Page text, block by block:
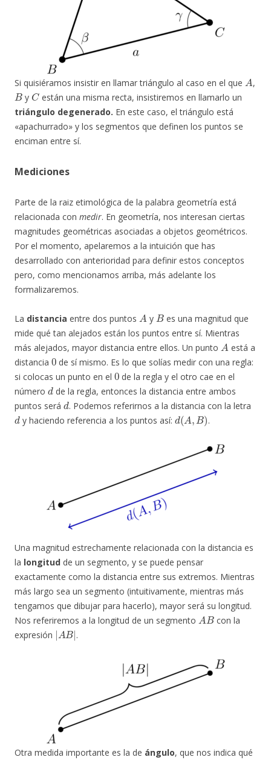
Si quisiéramos insistir en llamar triángulo al caso en el que
A
,
B
y
C
están una misma recta, insistiremos en llamarlo un
triángulo degenerado. En este caso, el triángulo está
«apachurrado» y los segmentos que definen los puntos se
enciman entre sí.
Mediciones
Parte de la raiz etimológica de la palabra geometría está
relacionada con medir. En geometría, nos interesan ciertas
magnitudes geométricas asociadas a objetos geométricos.
Por el momento, apelaremos a la intuición que has
desarrollado con anterioridad para definir estos conceptos
pero, como mencionamos arriba, más adelante los
formalizaremos.
La distancia entre dos puntos
A
y
B
es una magnitud que
mide qué tan alejados están los puntos entre sí. Mientras
más alejados, mayor distancia entre ellos. Un punto
A
está a
distancia
0
de sí mismo. Es lo que solías medir con una regla:
si colocas un punto en el
0
de la regla y el otro cae en el
número
d
de la regla, entonces la distancia entre ambos
puntos será
d
. Podemos referirnos a la distancia con la letra
d
y haciendo referencia a los puntos así:
d(A,B)
.
Una magnitud estrechamente relacionada con la distancia es
la longitud de un segmento, y se puede pensar
exactamente como la distancia entre sus extremos. Mientras
más largo sea un segmento (intuitivamente, mientras más
tengamos que dibujar para hacerlo), mayor será su longitud.
Nos referiremos a la longitud de un segmento
A B
con la
expresión
|AB|
.
Otra medida importante es la de ángulo, que nos indica qué